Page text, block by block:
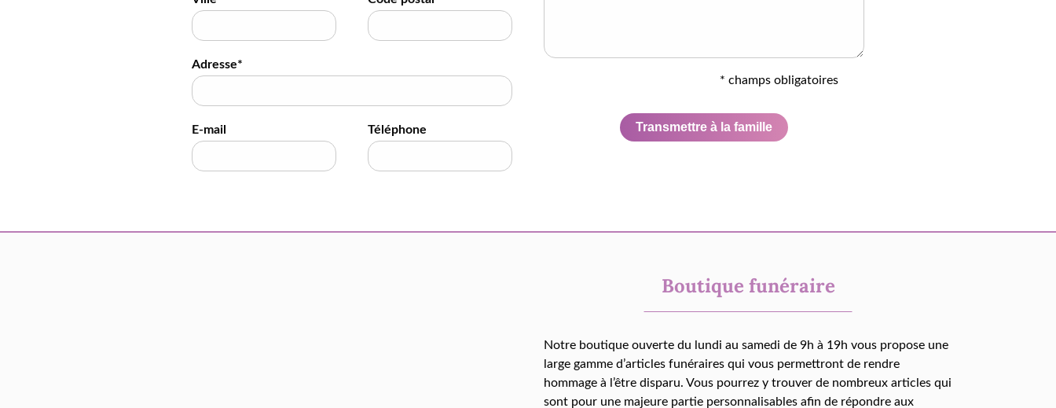
Adresse*
E-mail Téléphone
* champs obligatoires
Transmettre à la famille
Boutique funéraire
Notre boutique ouverte du lundi au samedi de 9h à 19h vous propose une
large gamme d’articles funéraires qui vous permettront de rendre
hommage à l’être disparu. Vous pourrez y trouver de nombreux articles qui
sont pour une majeure partie personnalisables afin de répondre aux